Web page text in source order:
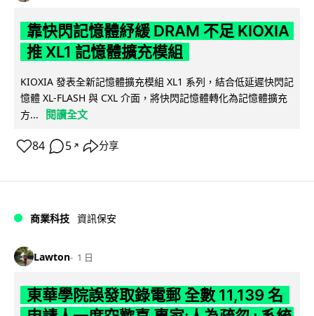
靠快閃記憶體紓緩 DRAM 不足 KIOXIA
推 XL1 記憶體擴充模組
KIOXIA 發表全新記憶體擴充模組 XL1 系列，結合低延遲快閃記
憶體 XL-FLASH 與 CXL 介面，將快閃記憶體轉化為記憶體擴充
方...
閱讀全文
84 5 ↗ 分享
商業科技 資訊保安
Lawton 1 日
東華學院誤發取錄電郵 全數 11,139 名